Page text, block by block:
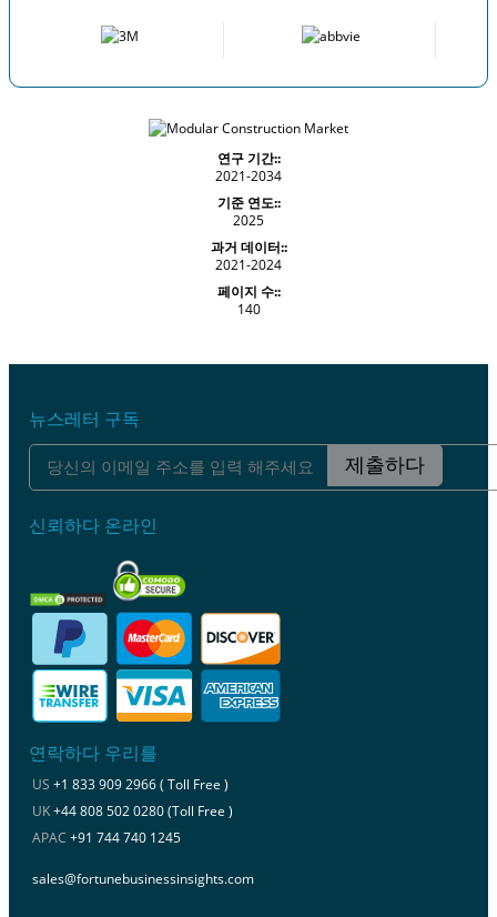
연구 기간::
2021-2034
기준 연도::
2025
과거 데이터::
2021-2024
페이지 수::
140
뉴스레터 구독
제출하다
신뢰하다 온라인
연락하다 우리를
US +1 833 909 2966 ( Toll Free )
UK+44 808 502 0280 (Toll Free )
APAC +91 744 740 1245
sales@fortunebusinessinsights.com